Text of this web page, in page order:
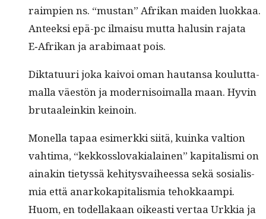
raimpi­en ns. “mus­tan” Afrikan maid­en luokkaa.
Anteek­si epä-pc ilmaisu mut­ta halusin raja­ta
E‑Afrikan ja ara­bi­maat pois.
Dik­tatu­uri joka kaivoi oman hau­tansa koulut­ta­
mal­la väestön ja mod­ernisoimal­la maan. Hyvin
bru­taaleinkin keinoin.
Monel­la tapaa esimerk­ki siitä, kuin­ka val­tion
vah­ti­ma, “kekkosslo­va­kialainen” kap­i­tal­is­mi on
ainakin tietyssä kehi­tys­vai­heessa sekä sosial­is­
mia että anarkokap­i­tal­is­mia tehokkaampi.
Huom, en todel­lakaan oikeasti ver­taa Urkkia ja